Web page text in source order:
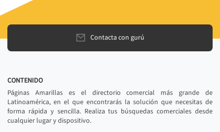
Contacta con gurú
CONTENIDO
Páginas Amarillas es el directorio comercial más grande de
Latinoamérica, en el que encontrarás la solución que necesitas de
forma rápida y sencilla. Realiza tus búsquedas comerciales desde
cualquier lugar y dispositivo.